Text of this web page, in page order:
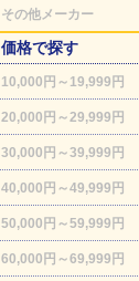
その他メーカー
価格で探す
10,000円～19,999円
20,000円～29,999円
30,000円～39,999円
40,000円～49,999円
50,000円～59,999円
60,000円～69,999円